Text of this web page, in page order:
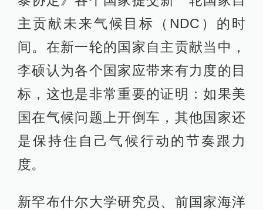
主贡献未来气候目标（NDC）的时
间。在新一轮的国家自主贡献当中，
李硕认为各个国家应带来有力度的目
标，这也是非常重要的证明：如果美
国在气候问题上开倒车，其他国家还
是保持住自己气候行动的节奏跟力
度。
新罕布什尔大学研究员、前国家海洋